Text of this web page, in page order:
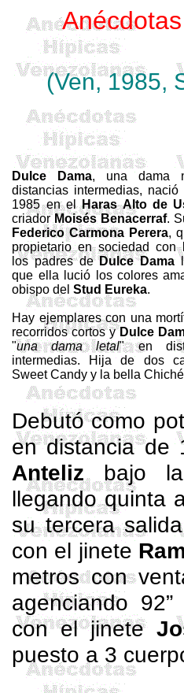
(Ven, 1985,
Dulce Dama, una dama
distancias intermedias,
1985 en elHaras Alto de
criador MoisésBenacerraf.
Federico Carmona Perera,
propietario en sociedad con
los padres deDulce Dama
que ella lució los colores
obispo delStud Eureka.
Hay ejemplares con una
recorridos cortos yDulce
"una dama letal" en
intermedias. Hija de dos
SweetCandy y la bella
Debutó como
en distancia de
Antelizbajo la
llegando quinta
su tercera
con el jinete
metros con
agenciando
con el jinete
puesto a 3